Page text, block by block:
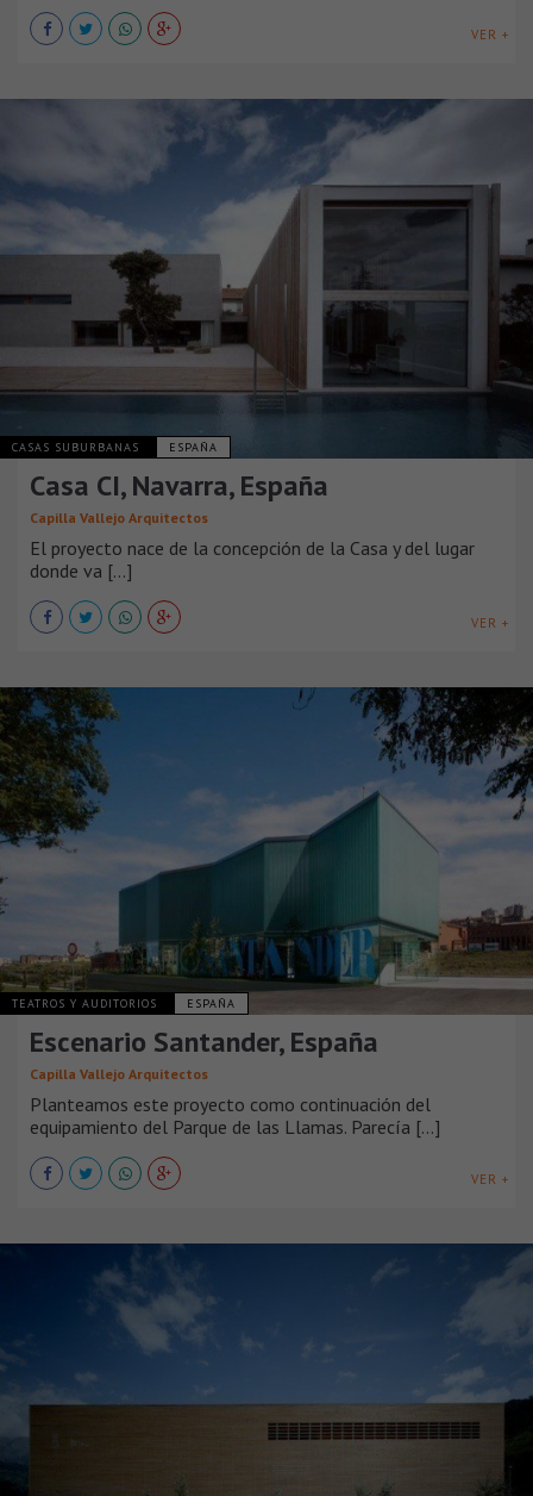
VER +
CASAS SUBURBANAS ESPAÑA
Casa CI, Navarra, España
Capilla Vallejo Arquitectos
El proyecto nace de la concepción de la Casa y del lugar
donde va [...]
VER +
TEATROS Y AUDITORIOS ESPAÑA
Escenario Santander, España
Capilla Vallejo Arquitectos
Planteamos este proyecto como continuación del
equipamiento del Parque de las Llamas. Parecía [...]
VER +